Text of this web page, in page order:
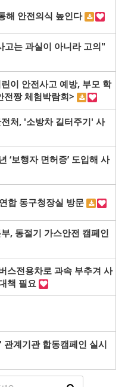
해 안전의식 높인다
고는 과실이 아니라 고의"
이 안전사고 예방, 부모 학
전짱 체험박람회>
처, '소방차 길터주기' 사
‘보행자 면허증’ 도입해 사
합 동구청장실 방문
, 동절기 가스안전 캠페인
스전용차로 과속 부추겨 사
책 필요
계기관 합동캠페인 실시